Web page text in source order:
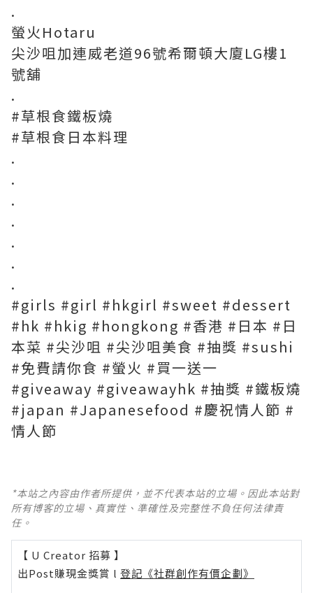
.
螢火Hotaru
尖沙咀加連威老道96號希爾頓大廈LG樓1
號舖
.
#草根食鐵板燒
#草根食日本料理
.
.
.
.
.
.
.
#girls #girl #hkgirl #sweet #dessert
#hk #hkig #hongkong #香港 #日本 #日
本菜 #尖沙咀 #尖沙咀美食 #抽獎 #sushi
#免費請你食 #螢火 #買一送一
#giveaway #giveawayhk #抽獎 #鐵板燒
#japan #Japanesefood #慶祝情人節 #
情人節
*本站之內容由作者所提供，並不代表本站的立場。因此本站對
所有博客的立場、真實性、準確性及完整性不負任何法律責
任。
【 U Creator 招募 】
出Post賺現金獎賞 l 登記《社群創作有價企劃》